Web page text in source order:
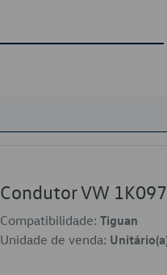
Condutor VW
Compatibilidade: Tiguan
Unidade de venda: